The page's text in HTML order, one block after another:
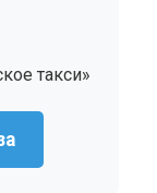
такси»